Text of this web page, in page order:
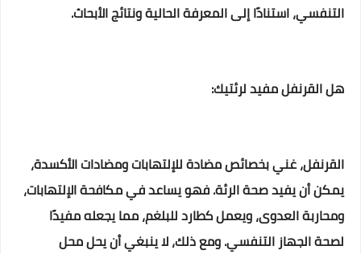
التنفسي، استنادًا إلى المعرفة الحالية ونتائج الأبحاث.
هل القرنفل مفيد لرئتيك:
القرنفل، غني بخصائص مضادة للإلتهابات ومضادات الأكسدة،
يمكن أن يفيد صحة الرئة. فهو يساعد في مكافحة الإلتهابات،
ومحاربة العدوى، ويعمل كطارد للبلغم، مما يجعله مفيدًا
لصحة الجهاز التنفسي. ومع ذلك، لا ينبغي أن يحل محل